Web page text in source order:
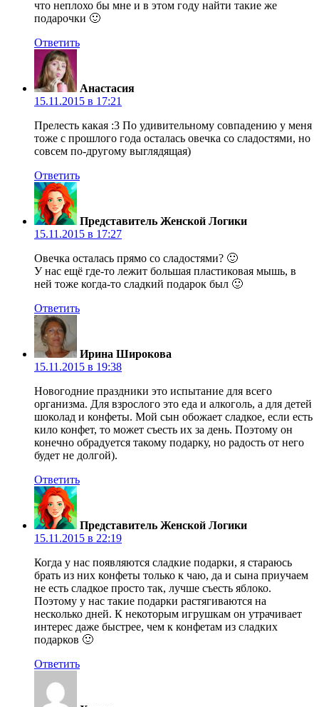
что неплохо бы мне и в этом году найти такие же
подарочки 🙂
Ответить
Анастасия
15.11.2015 в 17:21
Прелесть какая :3 По удивительному совпадению у меня
тоже с прошлого года осталась овечка со сладостями, но
совсем по-другому выглядящая)
Ответить
Представитель Женской Логики
15.11.2015 в 17:27
Овечка осталась прямо со сладостями? 🙂
У нас ещё где-то лежит большая пластиковая мышь, в
ней тоже когда-то сладкий подарок был 🙂
Ответить
Ирина Широкова
15.11.2015 в 19:38
Новогодние праздники это испытание для всего
организма. Для взрослого это еда и алкоголь, а для детей
шоколад и конфеты. Мой сын обожает сладкое, если есть
кило конфет, то может съесть их за день. Поэтому он
конечно обрадуется такому подарку, но радость от него
будет не долгой).
Ответить
Представитель Женской Логики
15.11.2015 в 22:19
Когда у нас появляются сладкие подарки, я стараюсь
брать из них конфеты только к чаю, да и сына приучаем
не есть сладкое просто так, лучше съесть яблоко.
Поэтому у нас такие подарки растягиваются на
несколько дней. К некоторым игрушкам он утрачивает
интерес даже быстрее, чем к конфетам из сладких
подарков 🙂
Ответить